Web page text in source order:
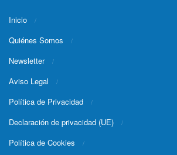
Inicio
Quiénes Somos
Newsletter
Aviso Legal
Política de Privacidad
Declaración de privacidad (UE)
Política de Cookies